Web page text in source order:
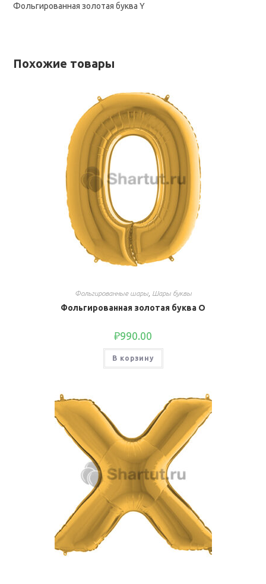
Фольгированная золотая буква Y
Похожие товары
Фольгированные шары, Шары буквы
Фольгированная золотая буква O
₽990.00
В корзину